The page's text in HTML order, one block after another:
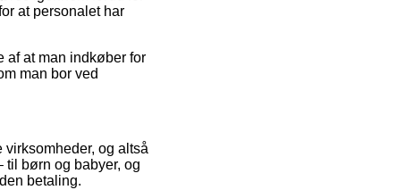
at personalet har
af at man indkøber for
man bor ved
og altså
til børn og babyer, og
betaling.